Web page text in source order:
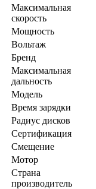
Максимальная
скорость
Мощность
Вольтаж
Бренд
Максимальная
дальность
Модель
Время зарядки
Радиус дисков
Сертификация
Смещение
Мотор
Страна
производитель